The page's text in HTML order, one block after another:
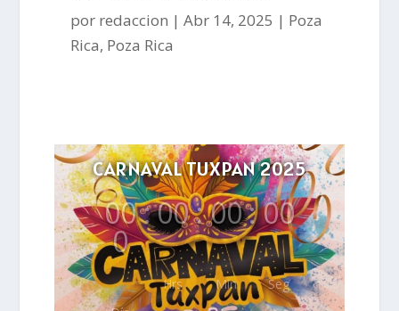
por redaccion Abr 14, 2025
Poza
Rica, Poza Rica
CARNAVAL TUXPAN 2025
00
0
:00
Hrs
:00
Min
:00
Seg